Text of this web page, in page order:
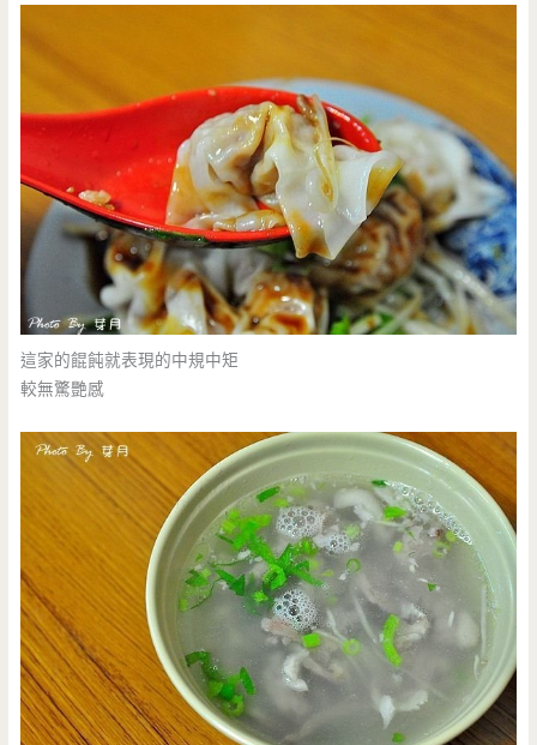
這家的餛飩就表現的中規中矩
較無驚艷感